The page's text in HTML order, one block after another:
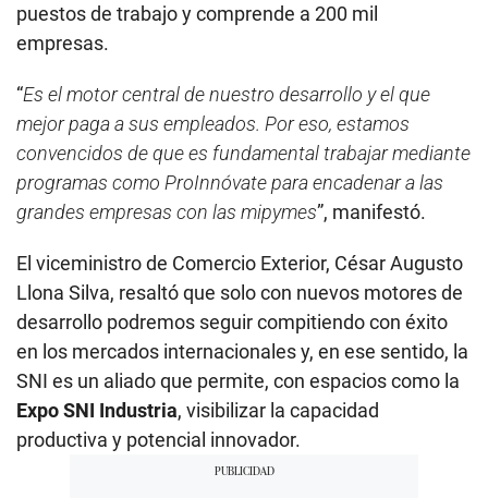
puestos de trabajo y comprende a 200 mil
empresas.
“Es el motor central de nuestro desarrollo y el que
mejor paga a sus empleados. Por eso, estamos
convencidos de que es fundamental trabajar mediante
programas como ProInnóvate para encadenar a las
grandes empresas con las mipymes”, manifestó.
El viceministro de Comercio Exterior, César Augusto
Llona Silva, resaltó que solo con nuevos motores de
desarrollo podremos seguir compitiendo con éxito
en los mercados internacionales y, en ese sentido, la
SNI es un aliado que permite, con espacios como la
Expo SNI Industria, visibilizar la capacidad
productiva y potencial innovador.